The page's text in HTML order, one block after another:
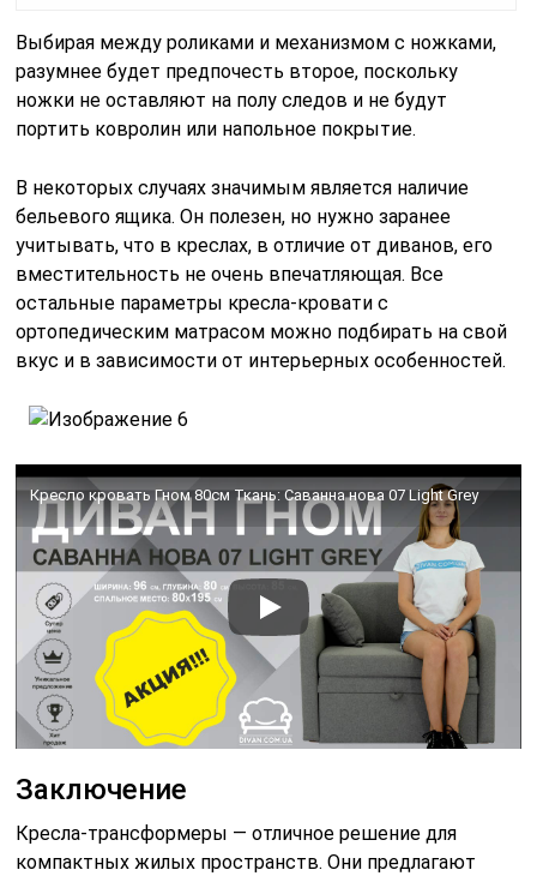
Выбирая между роликами и механизмом с ножками,
разумнее будет предпочесть второе, поскольку
ножки не оставляют на полу следов и не будут
портить ковролин или напольное покрытие.
В некоторых случаях значимым является наличие
бельевого ящика. Он полезен, но нужно заранее
учитывать, что в креслах, в отличие от диванов, его
вместительность не очень впечатляющая. Все
остальные параметры кресла-кровати с
ортопедическим матрасом можно подбирать на свой
вкус и в зависимости от интерьерных особенностей.
Кресло кровать Гном 80см Ткань: Саванна нова 07 Light Grey
Заключение
Кресла-трансформеры — отличное решение для
компактных жилых пространств. Они предлагают